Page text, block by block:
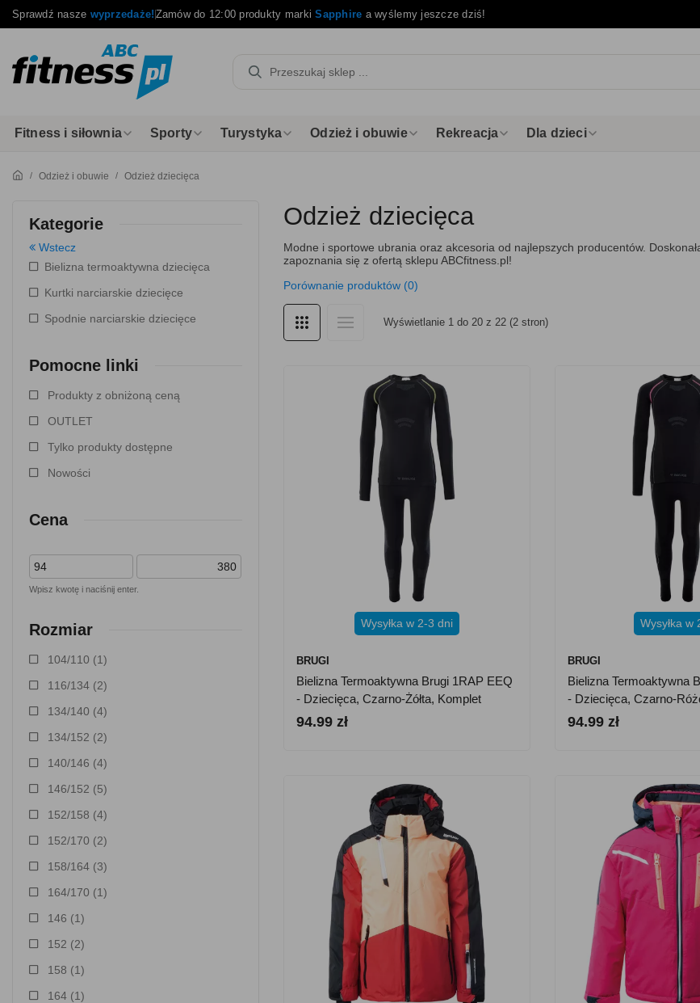
Sprawdź nasze wyprzedaże!Zamów do 12:00 produkty markiSapphire a wyślemy jeszcze dziś!
Fitness i siłownia Sporty Turystyka Odzież i obuwie Rekreacja Dla dzieci
Odzież i obuwie Odzież dziecięca
Kategorie
Wstecz
Bielizna termoaktywna dziecięca
Kurtki narciarskie dziecięce
Spodnie narciarskie dziecięce
Pomocne linki
Produkty z obniżoną ceną
OUTLET
Tylko produkty dostępne
Nowości
Cena
Wpisz kwotę i naciśnij enter.
Rozmiar
104/110 (1)
116/134 (2)
134/140 (4)
134/152 (2)
140/146 (4)
146/152 (5)
152/158 (4)
152/170 (2)
158/164 (3)
164/170 (1)
146 (1)
152 (2)
158 (1)
164 (1)
Odzież dziecięca
Modne i sportowe ubrania oraz akcesoria od najlepszych producentów.
zapoznania się z ofertą sklepu ABCfitness.pl!
Porównanie produktów (0)
Wyświetlanie 1 do 20 z 22 (2 stron)
Wysyłka w 2-3 dni
BRUGI
Bielizna Termoaktywna Brugi 1RAP EEQ
- Dziecięca, Czarno-Żółta, Komplet
94.99 zł
Wysyłka w
BRUGI
Bielizna Termoaktywna
- Dziecięca, Czarno-
94.99 zł